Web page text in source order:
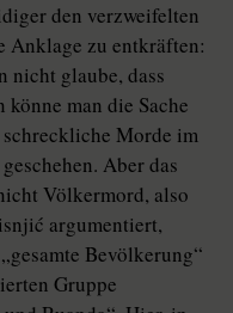
den verzweifelten
Anklage zu entkräften:
nicht glaube, dass
man die Sache
schreckliche Morde im
Aber das
Völkermord, also
argumentiert,
Bevölkerung“
Gruppe